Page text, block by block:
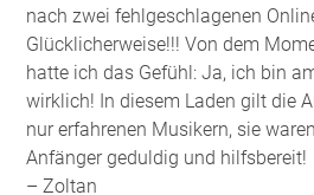
nach zwei fehlgeschlagenen
Glücklicherweise!!! Von dem
hatte ich das Gefühl: Ja, ich bin
wirklich! In diesem Laden gilt die
nur erfahrenen Musikern, sie
Anfänger geduldig und hilfsbereit!
– Zoltan